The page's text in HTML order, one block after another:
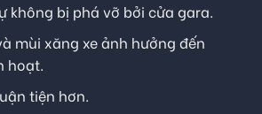
không bị phá vỡ bởi cửa gara.
mùi xăng xe ảnh hưởng đến
hoạt.
tiện hơn.